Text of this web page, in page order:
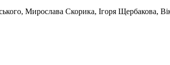
Мирослава Скорика, Ігоря Щербакова,